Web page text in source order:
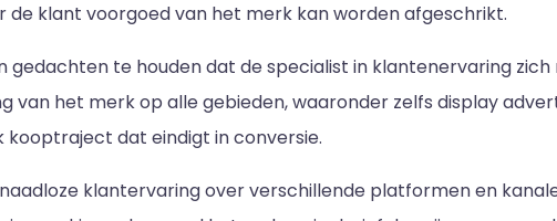
de klant voorgoed van het merk kan worden afgeschrikt.
gedachten te houden dat de specialist in klantenervaring
van het merk op alle gebieden, waaronder zelfs display
kooptraject dat eindigt in conversie.
klantervaring over verschillende platformen en